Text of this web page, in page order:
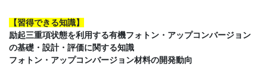
【習得できる知識】
励起三重項状態を利用する有機フォトン・アップコンバージョン
の基礎・設計・評価に関する知識
フォトン・アップコンバージョン材料の開発動向